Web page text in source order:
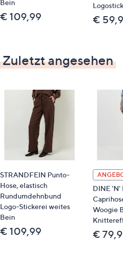
Bein
€ 109,99 €
Zuletzt angesehen
STRANDFEIN Punto-
Hose, elastisch
Rundumdehnbund
Logo-Stickerei weites
Bein
€ 109,99
DINE 'N'
Woogie
€